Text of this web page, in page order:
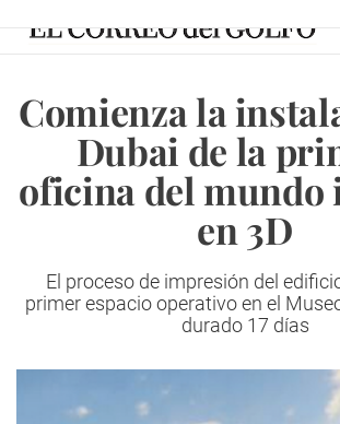
Comienza la
Dubai de la
oficina del mundo
en 3D
El proceso de impresión del
primer espacio operativo en el
durado 17 días